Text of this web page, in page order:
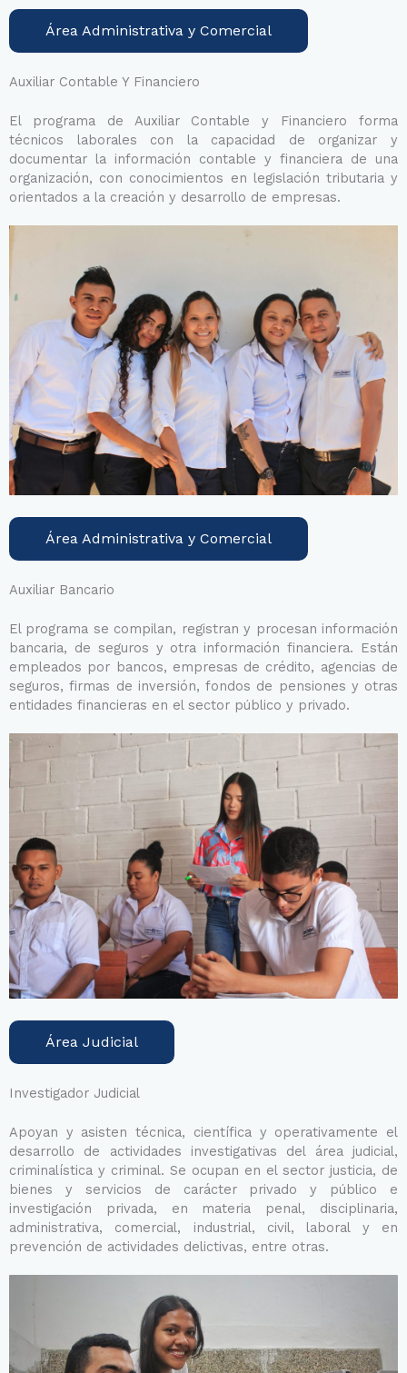
Área Administrativa y Comercial
Auxiliar Contable Y Financiero
El programa de Auxiliar Contable y Financiero forma
técnicos laborales con la capacidad de organizar y
documentar la información contable y financiera de una
organización, con conocimientos en legislación tributaria y
orientados a la creación y desarrollo de empresas.
Área Administrativa y Comercial
Auxiliar Bancario
El programa se compilan, registran y procesan información
bancaria, de seguros y otra información financiera. Están
empleados por bancos, empresas de crédito, agencias de
seguros, firmas de inversión, fondos de pensiones y otras
entidades financieras en el sector público y privado.
Área Judicial
Investigador Judicial
Apoyan y asisten técnica, científica y operativamente el
desarrollo de actividades investigativas del área judicial,
criminalística y criminal. Se ocupan en el sector justicia, de
bienes y servicios de carácter privado y público e
investigación privada, en materia penal, disciplinaria,
administrativa, comercial, industrial, civil, laboral y en
prevención de actividades delictivas, entre otras.